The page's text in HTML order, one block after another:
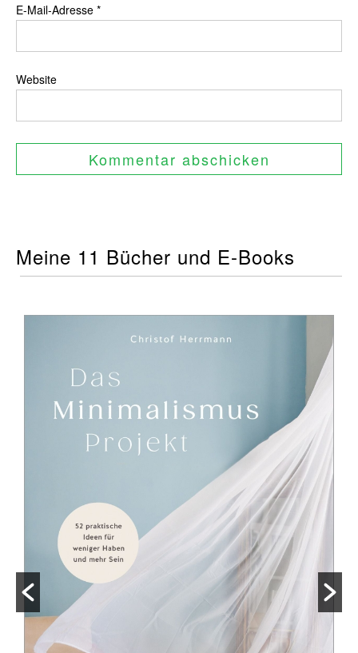
E-Mail-Adresse *
Website
Meine 11 Bücher und E-Books